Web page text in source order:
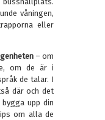
våningen,
eller
– om
om de är i
de talar. I
där och det
upp din
om alla de